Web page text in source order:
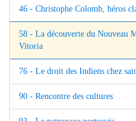
46 - Christophe Colomb, héros
58 - La découverte du Nouveau
Vitoria
76 - Le droit des Indiens chez
90 - Rencontre des cultures